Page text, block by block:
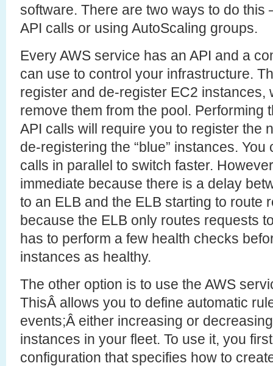
software. There are two ways to do this
API calls or using AutoScaling groups.
Every AWS service has an API and a
can use to control your infrastructure.
register and de-register EC2 instances,
remove them from the pool. Performing
API calls will require you to register the
de-registering the “blue” instances.
calls in parallel to switch faster.
immediate because there is a delay
to an ELB and the ELB starting to route
because the ELB only routes requests
has to perform a few health checks
instances as healthy.
The other option is to use the AWS
ThisÂ allows you to define automatic
events;Â either increasing or
instances in your fleet. To use it, you
configuration that specifies how to